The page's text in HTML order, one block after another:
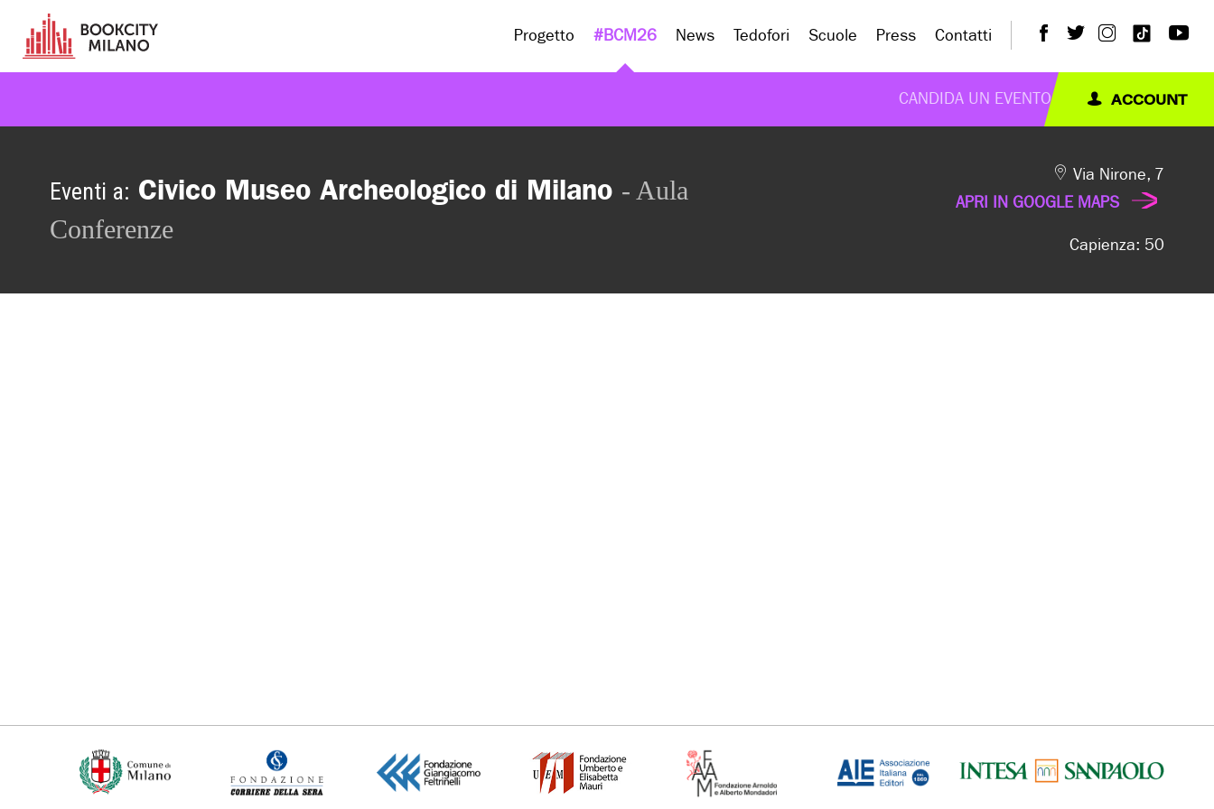
Progetto #BCM26
CANDIDA UN EVENTO
News Tedofori Scuole Press Contatti
ACCOUNT
Eventi a: Civico Museo Archeologico di Milano - Aula
Conferenze
Via Nirone, 7
APRI IN GOOGLE MAPS
Capienza: 50